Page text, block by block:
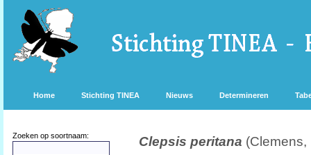
Home Stichting TINEA Nieuws Determineren
Zoeken op soortnaam: Clepsis peritana (Clemens,